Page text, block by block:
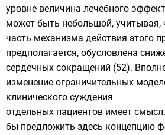
уровне величина лечебного
может быть небольшой, учитывая,
часть механизма действия этого
предполагается, обусловлена
сердечных сокращений (52).
изменение ограничительных
клинического суждения
отдельных пациентов имеет
бы предложить здесь концепцию